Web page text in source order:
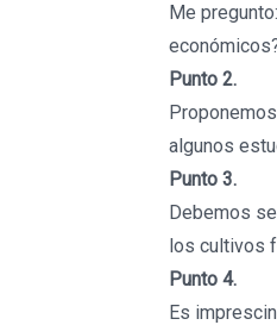
Me
Punto 2.
algunos
Punto 3.
Debemos
los cultivos
Punto 4.
Es